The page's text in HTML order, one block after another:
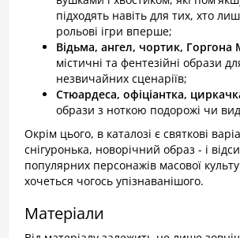
підходять навіть для тих, хто
рольові ігри вперше;
Відьма, ангел, чортик, Горгона
містичні та фентезійні образи
незвичайних сценаріїв;
Стюардеса, офіціантка,
образи з ноткою подорожі чи
Окрім цього, в каталозі є святкові
снігуронька, новорічний образ - і
популярних персонажів масової
хочеться чогось упізнаванішого.
Матеріали